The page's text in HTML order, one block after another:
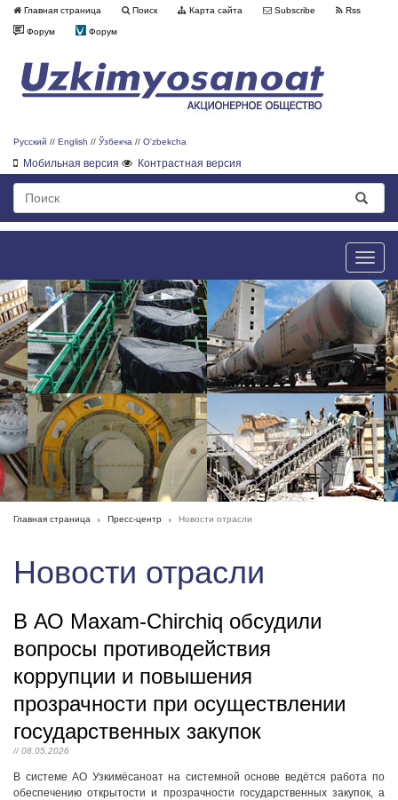
Главная страница Поиск Карта сайта Subscribe Rss
Форум Форум
Русский // English // Ўзбекча // O'zbekcha
Мобильная версия Контрастная версия
Toggle
Главная страница Пресс-центр Новости отрасли
Новости отрасли
В АО Maxam-Chirchiq обсудили
вопросы противодействия
коррупции и повышения
прозрачности при осуществлении
государственных закупок
// 08.05.2026
В системе АО Узкимёсаноат на системной основе ведётся работа по
обеспечению открытости и прозрачности государственных закупок, а